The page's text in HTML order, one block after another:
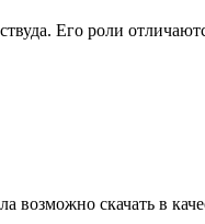
Его роли
возможно скачать в